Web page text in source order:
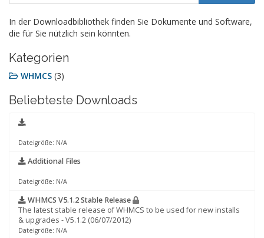
In der Downloadbibliothek finden Sie Dokumente und Software,
die für Sie nützlich sein könnten.
Kategorien
WHMCS (3)
Beliebteste Downloads
Dateigröße: N/A
Additional Files
Dateigröße: N/A
WHMCS V5.1.2 Stable Release
The latest stable release of WHMCS to be used for new installs
& upgrades - V5.1.2 (06/07/2012)
Dateigröße: N/A